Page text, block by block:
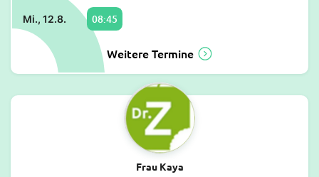
Mi., 12.8. 08:45
Weitere Termine
Frau Kaya